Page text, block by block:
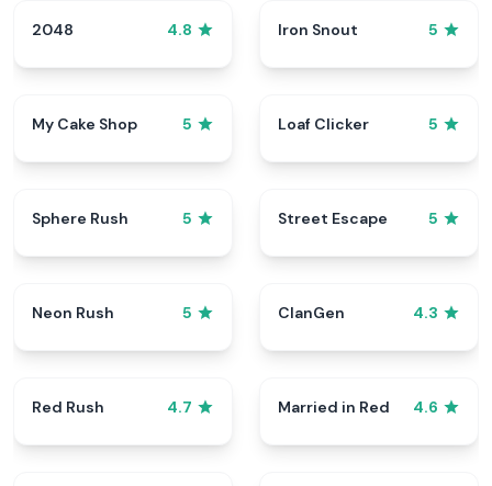
2048 4.8 Iron Snout 5
My Cake Shop 5 Loaf Clicker 5
Sphere Rush 5 Street Escape 5
Neon Rush 5 ClanGen 4.3
Red Rush 4.7 Married in Red 4.6